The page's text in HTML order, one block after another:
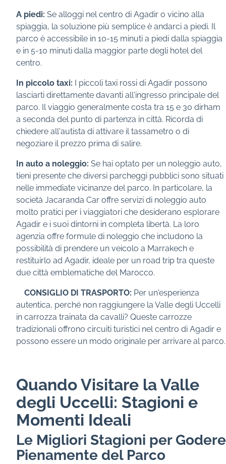
A piedi: Se alloggi nel centro di Agadir o vicino alla
spiaggia, la soluzione più semplice è andarci a piedi. Il
parco è accessibile in 10-15 minuti a piedi dalla spiaggia
e in 5-10 minuti dalla maggior parte degli hotel del
centro.
In piccolo taxi: I piccoli taxi rossi di Agadir possono
lasciarti direttamente davanti all'ingresso principale del
parco. Il viaggio generalmente costa tra 15 e 30 dirham
a seconda del punto di partenza in città. Ricorda di
chiedere all'autista di attivare il tassametro o di
negoziare il prezzo prima di salire.
In auto a noleggio: Se hai optato per un noleggio auto,
tieni presente che diversi parcheggi pubblici sono situati
nelle immediate vicinanze del parco. In particolare, la
società Jacaranda Car offre servizi di noleggio auto
molto pratici per i viaggiatori che desiderano esplorare
Agadir e i suoi dintorni in completa libertà. La loro
agenzia offre formule di noleggio che includono la
possibilità di prendere un veicolo a Marrakech e
restituirlo ad Agadir, ideale per un road trip tra queste
due città emblematiche del Marocco.
CONSIGLIO DI TRASPORTO: Per un'esperienza
autentica, perché non raggiungere la Valle degli Uccelli
in carrozza trainata da cavalli? Queste carrozze
tradizionali offrono circuiti turistici nel centro di Agadir e
possono essere un modo originale per arrivare al parco.
Quando Visitare la Valle
degli Uccelli: Stagioni e
Momenti Ideali
Le Migliori Stagioni per Godere
Pienamente del Parco